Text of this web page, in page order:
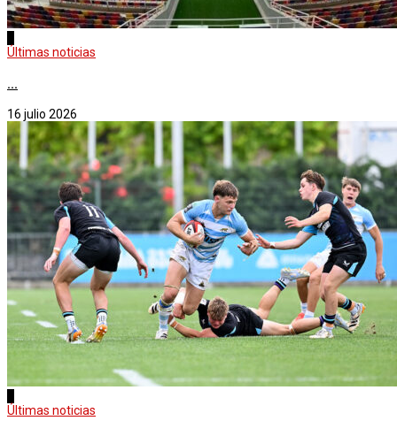
Últimas noticias
...
16 julio 2026
Últimas noticias